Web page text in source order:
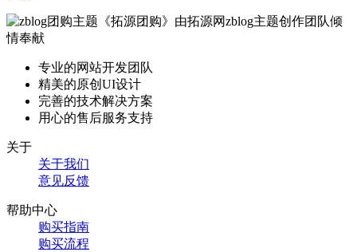
专业的网站开发团队
精美的原创UI设计
完善的技术解决方案
用心的售后服务支持
关于
关于我们
意见反馈
帮助中心
购买指南
购买流程